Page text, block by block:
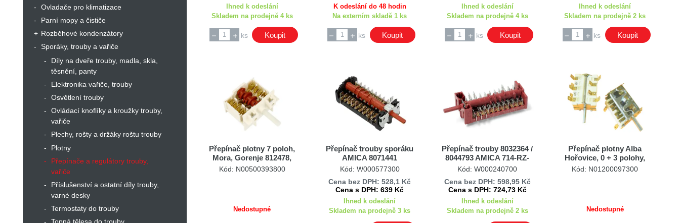
Ovladače pro klimatizace
Parní mopy a čističe
Rozběhové kondenzátory
Sporáky, trouby a vařiče
Díly na dveře trouby, madla, skla,
těsnění, panty
Elektronika vařiče, trouby
Osvětlení trouby
Ovládací knoflíky a kroužky trouby,
vařiče
Plechy, rošty a držáky roštu trouby
Plotny
Přepínače a regulátory trouby,
vařiče
Příslušenství a ostatní díly trouby,
varné desky
Termostaty do trouby
Ihned k odeslání
Skladem na prodejně 4 ks
ks Koupit
K odeslání do 48 hodin
Na externím skladě 1 ks
ks Koupit
Ihned k odeslání
Skladem na prodejně 4 ks
ks Koupit
Ihned k odeslání
Skladem na prodejně 2 ks
ks Koupit
Přepínač plotny 7 poloh,
Mora, Gorenje 812478,
850115
Kód: N00500393800
Nedostupné
Přepínač trouby sporáku
AMICA 8071441
Kód: W000577300
Cena bez DPH: 528,1 Kč
Cena s DPH: 639 Kč
Ihned k odeslání
Skladem na prodejně 3 ks
Přepínač trouby 8032364 /
8044793 AMICA 714-RZ-
0102
Kód: W000240700
Cena bez DPH: 598,95 Kč
Cena s DPH: 724,73 Kč
Ihned k odeslání
Skladem na prodejně 2 ks
Přepínač plotny Alba
Hořovice, 0 + 3 polohy,
40430-75, 380 V
Kód: N01200097300
Nedostupné